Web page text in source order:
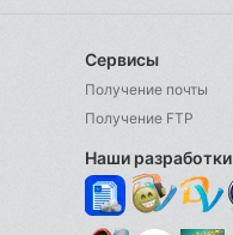
Сервисы
Получение почты
Получение FTP
Наши разработки